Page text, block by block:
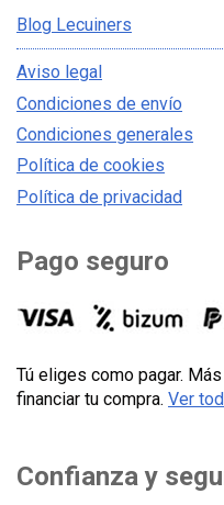
Blog Lecuiners
Aviso legal
Condiciones de envío
Condiciones generales
Política de cookies
Política de privacidad
Pago seguro
Tú eliges como pagar.
financiar tu compra. Ver
Confianza y